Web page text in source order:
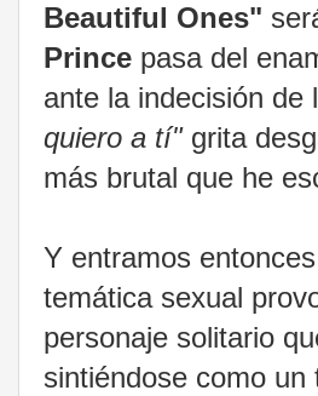
Beautiful Ones"
Prince pasa del
ante la indecisión de
quiero a tí"grita
más brutal que he
Y entramos
temática sexual
personaje solitario
sintiéndose como